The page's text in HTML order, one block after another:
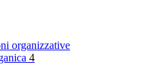
organizzative
4